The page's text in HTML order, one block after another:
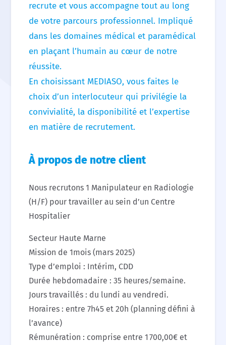
Nos offres d’emploi
Contact
recrute et vous accompagne tout au long
de votre parcours professionnel. Impliqué
dans les domaines médical et paramédical
en plaçant l’humain au cœur de notre
réussite.
En choisissant MEDIASO, vous faites le
choix d’un interlocuteur qui privilégie la
convivialité, la disponibilité et l’expertise
en matière de recrutement.
À propos de notre client
Nous recrutons 1 Manipulateur en Radiologie
(H/F) pour travailler au sein d’un Centre
Hospitalier
Secteur Haute Marne
Mission de 1mois (mars 2025)
Type d’emploi : Intérim, CDD
Durée hebdomadaire : 35 heures/semaine.
Jours travaillés : du lundi au vendredi.
Horaires : entre 7h45 et 20h (planning défini à
l’avance)
Rémunération : comprise entre 1 700,00€ et